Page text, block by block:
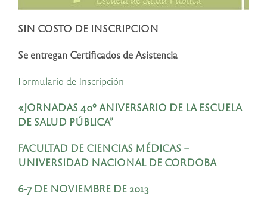
SIN COSTO DE INSCRIPCION
Se entregan Certificados de Asistencia
Formulario de Inscripción
«JORNADAS 40º ANIVERSARIO DE LA ESCUELA
DE SALUD PÚBLICA”
FACULTAD DE CIENCIAS MÉDICAS –
UNIVERSIDAD NACIONAL DE CORDOBA
6-7 DE NOVIEMBRE DE 2013